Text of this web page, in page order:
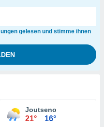
gelesen und stimme ihnen
Joutseno
21° 16°